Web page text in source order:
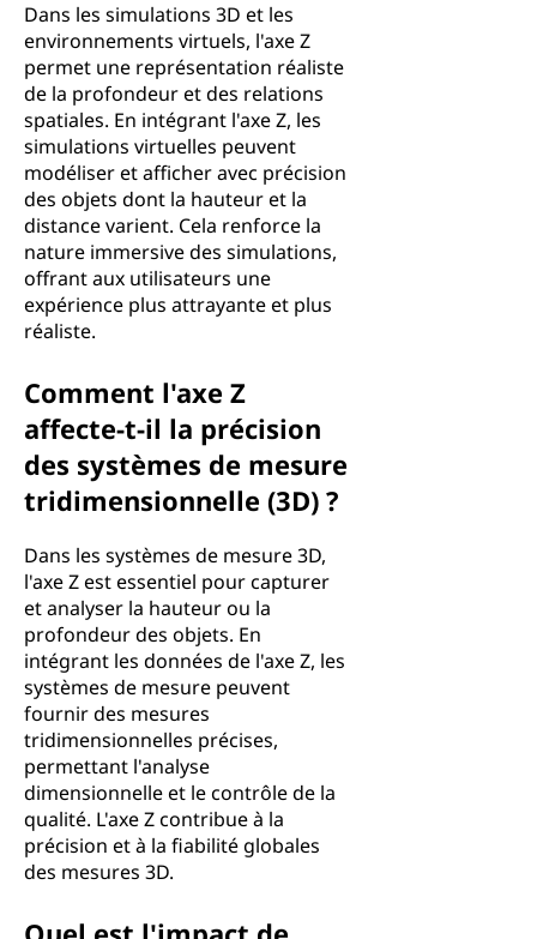
Dans les simulations 3D et les
environnements virtuels, l'axe Z
permet une représentation réaliste
de la profondeur et des relations
spatiales. En intégrant l'axe Z, les
simulations virtuelles peuvent
modéliser et afficher avec précision
des objets dont la hauteur et la
distance varient. Cela renforce la
nature immersive des simulations,
offrant aux utilisateurs une
expérience plus attrayante et plus
réaliste.
Comment l'axe Z
affecte-t-il la précision
des systèmes de mesure
tridimensionnelle (3D) ?
Dans les systèmes de mesure 3D,
l'axe Z est essentiel pour capturer
et analyser la hauteur ou la
profondeur des objets. En
intégrant les données de l'axe Z, les
systèmes de mesure peuvent
fournir des mesures
tridimensionnelles précises,
permettant l'analyse
dimensionnelle et le contrôle de la
qualité. L'axe Z contribue à la
précision et à la fiabilité globales
des mesures 3D.